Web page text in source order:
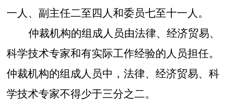
一人、副主任二至四人和委员七至十一人。
仲裁机构的组成人员由法律、经济贸易、
科学技术专家和有实际工作经验的人员担任。
仲裁机构的组成人员中，法律、经济贸易、科
学技术专家不得少于三分之二。